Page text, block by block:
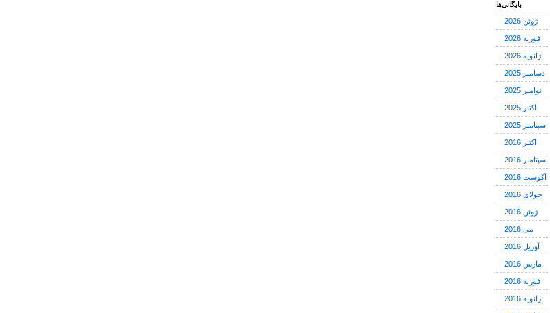
بایگانی‌ها
ژوئن 2026
فوریه 2026
ژانویه 2026
دسامبر 2025
نوامبر 2025
اکتبر 2025
سپتامبر 2025
اکتبر 2016
سپتامبر 2016
آگوست 2016
جولای 2016
ژوئن 2016
می 2016
آوریل 2016
مارس 2016
فوریه 2016
ژانویه 2016